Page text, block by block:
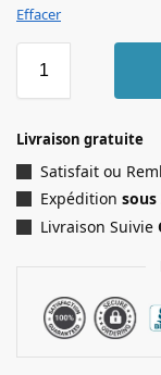
Effacer
Livraison gratuite
Satisfait ou
Expédition sous
Livraison Suivie